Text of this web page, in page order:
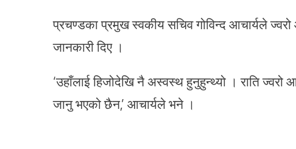
प्रचण्डका प्रमुख स्वकीय सचिव गोविन्द आचार्यले
जानकारी दिए ।
‘उहाँलाई हिजोदेखि नै अस्वस्थ हुनुहुन्थ्यो । राति
जानु भएको छैन,’ आचार्यले भने ।